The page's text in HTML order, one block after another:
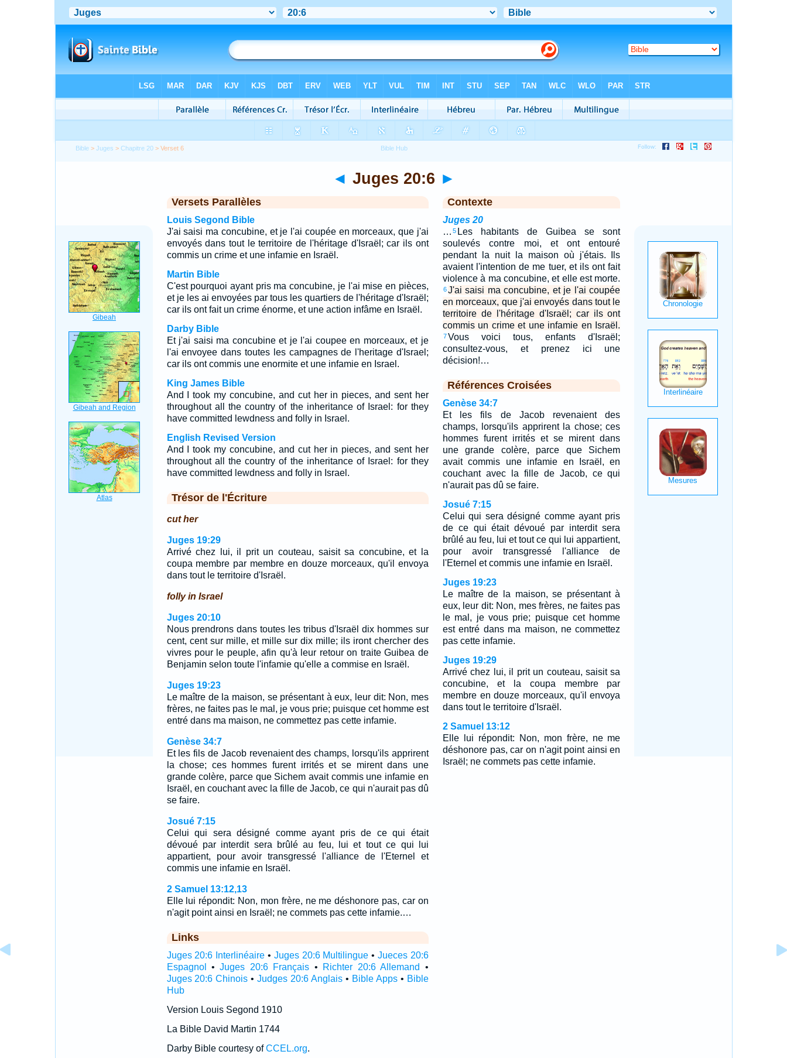
Bible >Juges >Chapitre 20 > Verset 6
◄ Juges 20:6 ►
Versets Parallèles
Louis Segond Bible
J'ai saisi ma concubine, et je l'ai coupée en morceaux, que j'ai
envoyés dans tout le territoire de l'héritage d'Israël; car ils ont
commis un crime et une infamie en Israël.
Martin Bible
C'est pourquoi ayant pris ma concubine, je l'ai mise en pièces,
et je les ai envoyées par tous les quartiers de l'héritage d'Israël;
car ils ont fait un crime énorme, et une action infâme en Israël.
Darby Bible
Et j'ai saisi ma concubine et je l'ai coupee en morceaux, et je
l'ai envoyee dans toutes les campagnes de l'heritage d'Israel;
car ils ont commis une enormite et une infamie en Israel.
King James Bible
And I took my concubine, and cut her in pieces, and sent her
throughout all the country of the inheritance of Israel: for they
have committed lewdness and folly in Israel.
English Revised Version
And I took my concubine, and cut her in pieces, and sent her
throughout all the country of the inheritance of Israel: for they
have committed lewdness and folly in Israel.
Trésor de l'Écriture
cut her
Juges 19:29
Arrivé chez lui, il prit un couteau, saisit sa concubine, et la
coupa membre par membre en douze morceaux, qu'il envoya
dans tout le territoire d'Israël.
folly in Israel
Juges 20:10
Nous prendrons dans toutes les tribus d'Israël dix hommes sur
cent, cent sur mille, et mille sur dix mille; ils iront chercher des
vivres pour le peuple, afin qu'à leur retour on traite Guibea de
Benjamin selon toute l'infamie qu'elle a commise en Israël.
Juges 19:23
Le maître de la maison, se présentant à eux, leur dit: Non, mes
frères, ne faites pas le mal, je vous prie; puisque cet homme est
entré dans ma maison, ne commettez pas cette infamie.
Genèse 34:7
Et les fils de Jacob revenaient des champs, lorsqu'ils apprirent
la chose; ces hommes furent irrités et se mirent dans une
grande colère, parce que Sichem avait commis une infamie en
Israël, en couchant avec la fille de Jacob, ce qui n'aurait pas dû
se faire.
Josué 7:15
Celui qui sera désigné comme ayant pris de ce qui était
dévoué par interdit sera brûlé au feu, lui et tout ce qui lui
appartient, pour avoir transgressé l'alliance de l'Eternel et
commis une infamie en Israël.
2 Samuel 13:12,13
Elle lui répondit: Non, mon frère, ne me déshonore pas, car on
n'agit point ainsi en Israël; ne commets pas cette infamie.…
Links
Juges 20:6 Interlinéaire • Juges 20:6 Multilingue •Jueces 20:6
Espagnol
•Juges 20:6 Français • Richter 20:6 Allemand
•
Juges 20:6 Chinois •Judges 20:6 Anglais • Bible Apps • Bible
Hub
Version Louis Segond 1910
La Bible David Martin 1744
Darby Bible courtesy ofCCEL.org.
Contexte
Juges 20
… 5 Les habitants de Guibea se sont
soulevés contre moi, et ont entouré
pendant la nuit la maison où j'étais. Ils
avaient l'intention de me tuer, et ils ont fait
violence à ma concubine, et elle est morte.
6J'ai saisi ma concubine, et je l'ai coupée
en morceaux, que j'ai envoyés dans tout le
territoire de l'héritage d'Israël; car ils ont
commis un crime et une infamie en Israël.
7Vous voici tous, enfants d'Israël;
consultez-vous, et prenez ici une
décision!…
Références Croisées
Genèse 34:7
Et les fils de Jacob revenaient des
champs, lorsqu'ils apprirent la chose; ces
hommes furent irrités et se mirent dans
une grande colère, parce que Sichem
avait commis une infamie en Israël, en
couchant avec la fille de Jacob, ce qui
n'aurait pas dû se faire.
Josué 7:15
Celui qui sera désigné comme ayant pris
de ce qui était dévoué par interdit sera
brûlé au feu, lui et tout ce qui lui appartient,
pour avoir transgressé l'alliance de
l'Eternel et commis une infamie en Israël.
Juges 19:23
Le maître de la maison, se présentant à
eux, leur dit: Non, mes frères, ne faites pas
le mal, je vous prie; puisque cet homme
est entré dans ma maison, ne commettez
pas cette infamie.
Juges 19:29
Arrivé chez lui, il prit un couteau, saisit sa
concubine, et la coupa membre par
membre en douze morceaux, qu'il envoya
dans tout le territoire d'Israël.
2 Samuel 13:12
Elle lui répondit: Non, mon frère, ne me
déshonore pas, car on n'agit point ainsi en
Israël; ne commets pas cette infamie.